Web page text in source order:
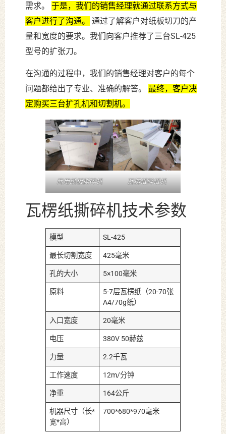
需求。 于是，我们的销售经理就通过联系方式与
客户进行了沟通。
通过了解客户对纸板切刀的产
量和宽度的要求。我们向客户推荐了三台SL-425
型号的扩张刀。
在沟通的过程中，我们的销售经理对客户的每个
问题都给出了专业、准确的解答。 最终，客户决
定购买三台扩孔机和切割机。
商用纸板撕碎机 瓦楞纸碎纸机
瓦楞纸撕碎机技术参数
模型 SL-425
最长切割宽度 425毫米
孔的大小 5×100毫米
原料
5-7层瓦楞纸（20-70张
A4/70g纸）
入口宽度 20毫米
电压 380V 50赫兹
力量 2.2千瓦
工作速度 12m/分钟
净重 164公斤
机器尺寸（长*
宽*高）
700*680*970毫米